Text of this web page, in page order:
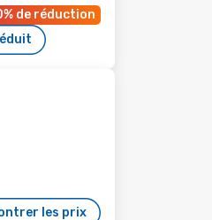
de réduction
les prix